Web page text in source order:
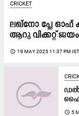
CRICKET
ലഖ്നോ പ്ലേ ഓഫ്
ആറു വിക്കറ്റ് ജയം
access_time 19 MAY 2025 11:37 PM IST
access_time 5